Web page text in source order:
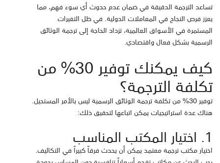
تساعد الترجمة الدقيقة في ضمان عدم حدوث أي سوء فهم، مما
يعزز فرص النجاح في المعاملات الدولية. في ظل التغيرات
المستمرة في الأسواق العالمية، تزداد الحاجة إلى ترجمة الوثائق
الرسمية بشكل فعال واقتصادي.
كيف يمكنك توفير 30% من
تكلفة الترجمة؟
توفير 30% من تكلفة ترجمة الوثائق الرسمية ليس بالأمر المستحيل.
هناك عدة استراتيجيات يمكن اتباعها لتحقيق ذلك:
1. اختيار المكتب المناسب
اختيار مكتب ترجمة معتمد يمكن أن يحدث فرقاً كبيراً في التكاليف.